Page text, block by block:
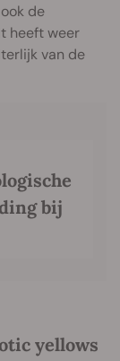
de
heeft weer
van de
bij
yellows